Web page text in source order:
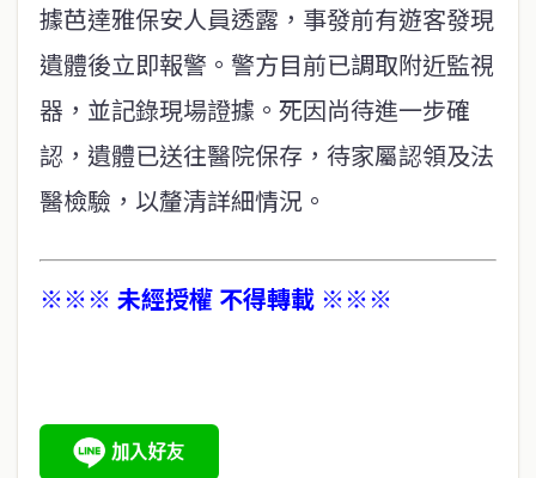
據芭達雅保安人員透露，事發前有遊客發現
遺體後立即報警。警方目前已調取附近監視
器，並記錄現場證據。死因尚待進一步確
認，遺體已送往醫院保存，待家屬認領及法
醫檢驗，以釐清詳細情況。
※※※ 未經授權 不得轉載 ※※※